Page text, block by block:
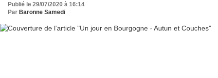
Publié le 29/07/2020 à 16:14
Par Baronne Samedi